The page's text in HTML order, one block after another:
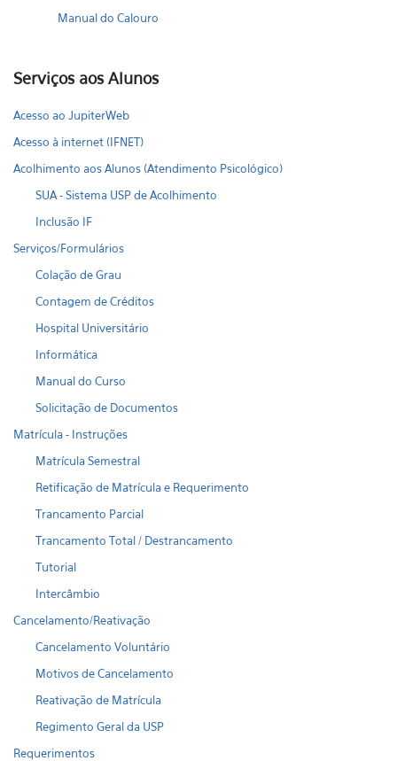
Manual do Calouro
Serviços aos Alunos
Acesso ao JupiterWeb
Acesso à internet (IFNET)
Acolhimento aos Alunos (Atendimento Psicológico)
SUA - Sistema USP de Acolhimento
Inclusão IF
Serviços/Formulários
Colação de Grau
Contagem de Créditos
Hospital Universitário
Informática
Manual do Curso
Solicitação de Documentos
Matrícula - Instruções
Matrícula Semestral
Retificação de Matrícula e Requerimento
Trancamento Parcial
Trancamento Total / Destrancamento
Tutorial
Intercâmbio
Cancelamento/Reativação
Cancelamento Voluntário
Motivos de Cancelamento
Reativação de Matrícula
Regimento Geral da USP
Requerimentos